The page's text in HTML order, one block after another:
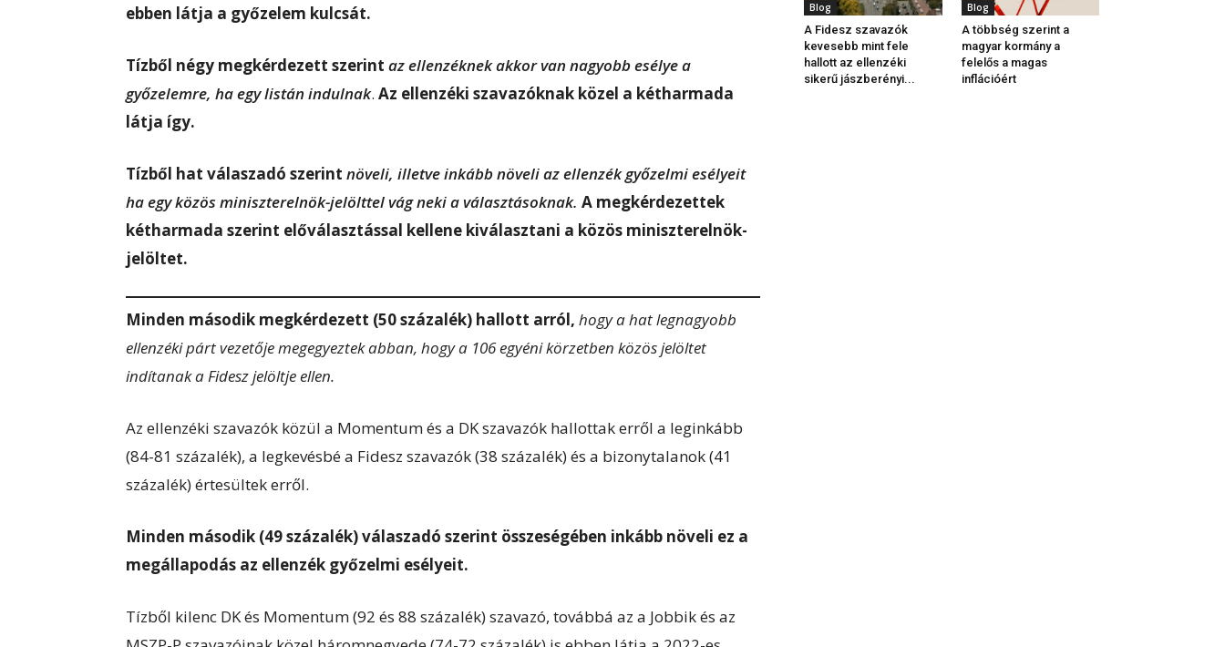
ebben látja a győzelem kulcsát.
Tízből négy megkérdezett szerint az ellenzéknek akkor van nagyobb esélye a
győzelemre, ha egy listán indulnak. Az ellenzéki szavazóknak közel a kétharmada
látja így.
Tízből hat válaszadó szerint növeli, illetve inkább növeli az ellenzék győzelmi esélyeit
ha egy közös miniszterelnök-jelölttel vág neki a választásoknak. A megkérdezettek
kétharmada szerint előválasztással kellene kiválasztani a közös miniszterelnök-
jelöltet.
Minden második megkérdezett (50 százalék) hallott arról, hogy a hat legnagyobb
ellenzéki párt vezetője megegyeztek abban, hogy a 106 egyéni körzetben közös jelöltet
indítanak a Fidesz jelöltje ellen.
Az ellenzéki szavazók közül a Momentum és a DK szavazók hallottak erről a leginkább
(84-81 százalék), a legkevésbé a Fidesz szavazók (38 százalék) és a bizonytalanok (41
százalék) értesültek erről.
Minden második (49 százalék) válaszadó szerint összeségében inkább növeli ez a
megállapodás az ellenzék győzelmi esélyeit.
Tízből kilenc DK és Momentum (92 és 88 százalék) szavazó, továbbá az a Jobbik és az
Blog
A Fidesz szavazók
kevesebb mint fele
hallott az ellenzéki
sikerű jászberényi...
Blog
A többség szerint a
magyar kormány a
felelős a magas
inflációért